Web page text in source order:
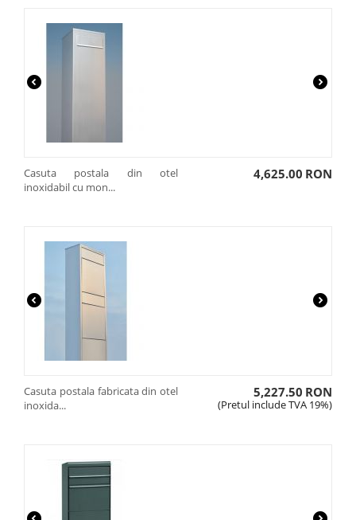
Casuta postala din otel
inoxidabil cu mon...
4,625.00 RON
Casuta postala fabricata din otel
inoxida...
5,227.50 RON
(Pretul include TVA 19%)